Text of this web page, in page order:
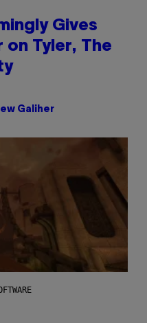
Gives
Tyler, The
Galiher